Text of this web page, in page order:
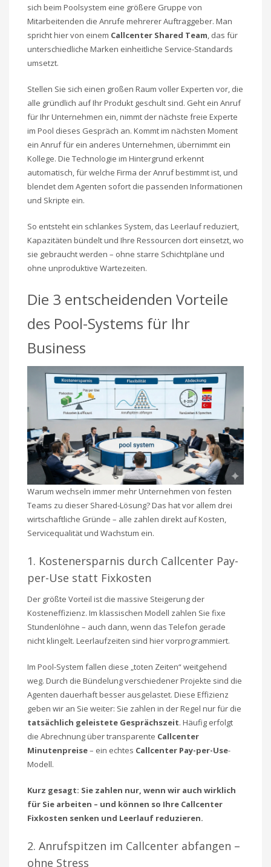
sich beim Poolsystem eine größere Gruppe von
Mitarbeitenden die Anrufe mehrerer Auftraggeber. Man
spricht hier von einem Callcenter Shared Team, das für
unterschiedliche Marken einheitliche Service-Standards
umsetzt.
Stellen Sie sich einen großen Raum voller Experten vor, die
alle gründlich auf Ihr Produkt geschult sind. Geht ein Anruf
für Ihr Unternehmen ein, nimmt der nächste freie Experte
im Pool dieses Gespräch an. Kommt im nächsten Moment
ein Anruf für ein anderes Unternehmen, übernimmt ein
Kollege. Die Technologie im Hintergrund erkennt
automatisch, für welche Firma der Anruf bestimmt ist, und
blendet dem Agenten sofort die passenden Informationen
und Skripte ein.
So entsteht ein schlankes System, das Leerlauf reduziert,
Kapazitäten bündelt und Ihre Ressourcen dort einsetzt, wo
sie gebraucht werden – ohne starre Schichtpläne und
ohne unproduktive Wartezeiten.
Die 3 entscheidenden Vorteile
des Pool-Systems für Ihr
Business
Warum wechseln immer mehr Unternehmen von festen
Teams zu dieser Shared-Lösung? Das hat vor allem drei
wirtschaftliche Gründe – alle zahlen direkt auf Kosten,
Servicequalität und Wachstum ein.
1. Kostenersparnis durch Callcenter Pay-
per-Use statt Fixkosten
Der größte Vorteil ist die massive Steigerung der
Kosteneffizienz. Im klassischen Modell zahlen Sie fixe
Stundenlöhne – auch dann, wenn das Telefon gerade
nicht klingelt. Leerlaufzeiten sind hier vorprogrammiert.
Im Pool-System fallen diese „toten Zeiten“ weitgehend
weg. Durch die Bündelung verschiedener Projekte sind die
Agenten dauerhaft besser ausgelastet. Diese Effizienz
geben wir an Sie weiter: Sie zahlen in der Regel nur für die
tatsächlich geleistete Gesprächszeit. Häufig erfolgt
die Abrechnung über transparente Callcenter
Minutenpreise– ein echtes Callcenter Pay-per-Use-
Modell.
Kurz gesagt: Sie zahlen nur, wenn wir auch wirklich
für Sie arbeiten – und können so Ihre Callcenter
Fixkosten senken und Leerlauf reduzieren.
2. Anrufspitzen im Callcenter abfangen –
ohne Stress